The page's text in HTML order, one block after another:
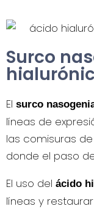
Surco
El surco
líneas de
las comisuras
donde el paso
El uso del ácido
líneas y